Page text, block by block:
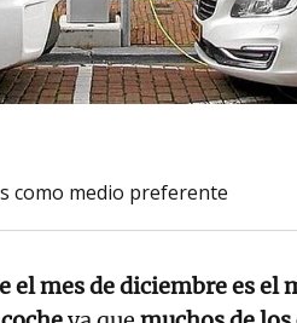
como medio preferente
el mes de diciembre es